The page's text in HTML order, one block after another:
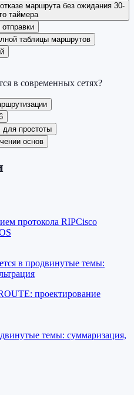
маршрута без ожидания 30-
таймера
таблицы маршрутов
в современных сетях?
для простоты
основ
протокола RIPCisco
в продвинутые темы:
проектирование
темы: суммаризация,